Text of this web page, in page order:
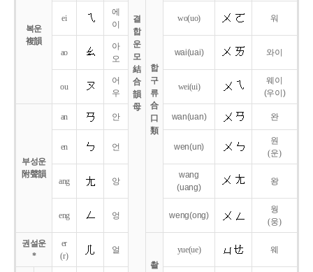
결
합
운
모
結
合
韻
母
복운
複韻
합
구
류
合
口
類
ei
에
이
wo(uo) 워
ao
아
오
wai(uai) 와이
ou
어
우
wei(ui)
웨이
(우이)
부성운
附聲韻
an 안 wan(uan) 완
en 언 wen(un)
원
(운)
ang 앙
wang
(uang)
왕
eng 엉 weng(ong)
웡
(웅)
권설운
*
er
(r)
얼
촬
yue(ue) 웨